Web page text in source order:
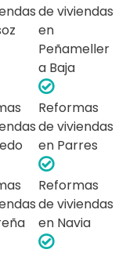
de viviendas
en
Peñameller
a Baja
Reformas
de viviendas
en Parres
Reformas
de viviendas
en Navia